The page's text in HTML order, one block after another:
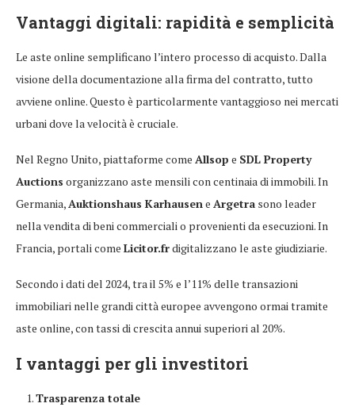
Vantaggi digitali: rapidità e semplicità
Le aste online semplificano l’intero processo di acquisto. Dalla
visione della documentazione alla firma del contratto, tutto
avviene online. Questo è particolarmente vantaggioso nei mercati
urbani dove la velocità è cruciale.
Nel Regno Unito, piattaforme come Allsop e SDL Property
Auctions organizzano aste mensili con centinaia di immobili. In
Germania,Auktionshaus Karhausene Argetra sono leader
nella vendita di beni commerciali o provenienti da esecuzioni. In
Francia, portali come Licitor.frdigitalizzano le aste giudiziarie.
Secondo i dati del 2024, tra il 5% e l’11% delle transazioni
immobiliari nelle grandi città europee avvengono ormai tramite
aste online, con tassi di crescita annui superiori al 20%.
I vantaggi per gli investitori
Trasparenza totale